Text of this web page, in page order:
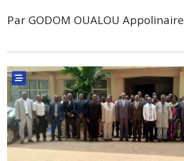
Par GODOM OUALOU Appolinaire